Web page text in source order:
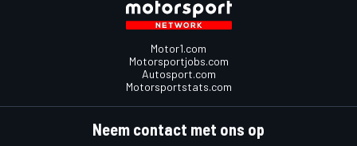
Motor1.com
Motorsportjobs.com
Autosport.com
Motorsportstats.com
Neem contact met ons op